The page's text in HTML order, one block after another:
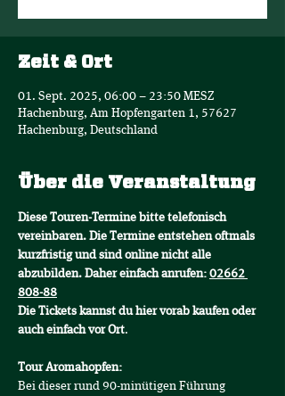
Zeit & Ort
01. Sept. 2025, 06:00 – 23:50 MESZ
Hachenburg, Am Hopfengarten 1, 57627
Hachenburg, Deutschland
Über die Veranstaltung
Diese Touren-Termine bitte telefonisch
vereinbaren. Die Termine entstehen oftmals
kurzfristig und sind online nicht alle
abzubilden. Daher einfach anrufen: 02662
808-88
Die Tickets kannst du hier vorab kaufen oder
auch einfach vor Ort.
Tour Aromahopfen:
Bei dieser rund 90-minütigen Führung